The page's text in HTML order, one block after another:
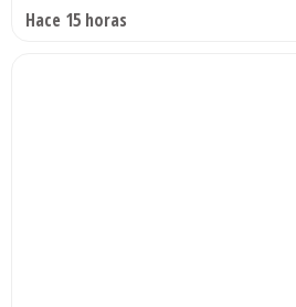
Hace 15 horas